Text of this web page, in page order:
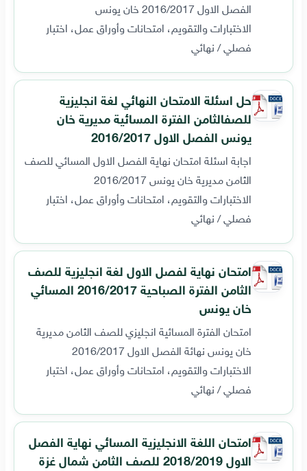
الفصل الاول 2016/2017 خان يونس
الاختبارات والتقويم، امتحانات وأوراق عمل، اختبار
فصلي / نهائي
حل اسئلة الامتحان النهائي لغة انجليزية
للصفالثامن الفترة المسائية مديرية خان
يونس الفصل الاول 2016/2017
اجابة اسئلة امتحان نهاية الفصل الاول المسائي للصف
الثامن مديرية خان يونس 2016/2017
الاختبارات والتقويم، امتحانات وأوراق عمل، اختبار
فصلي / نهائي
امتحان نهاية لفصل الاول لغة انجليزية للصف
الثامن الفترة الصباحية 2016/2017 المسائي
خان يونس
امتحان الفترة المسائية انجليزي للصف الثامن مديرية
خان يونس نهائة الفصل الاول 2016/2017
الاختبارات والتقويم، امتحانات وأوراق عمل، اختبار
فصلي / نهائي
امتحان اللغة الانجليزية المسائي نهاية الفصل
الاول 2018/2019 للصف الثامن شمال غزة